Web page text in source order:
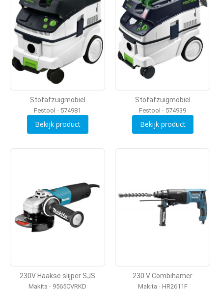
Stofafzuigmobiel
Festool - 574981
Bekijk product
Stofafzuigmobiel
Festool - 574939
Bekijk product
230V Haakse slijper SJS
Makita - 9565CVRKD
230 V Combihamer
Makita - HR2611F